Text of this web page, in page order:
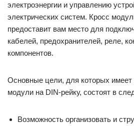
электроэнергии и управлению
электрических систем. Кросс
предоставит вам место для
кабелей, предохранителей, реле,
компонентов.
Основные цели, для которых имеет
модули на DIN-рейку, состоят в
Возможность организовать и